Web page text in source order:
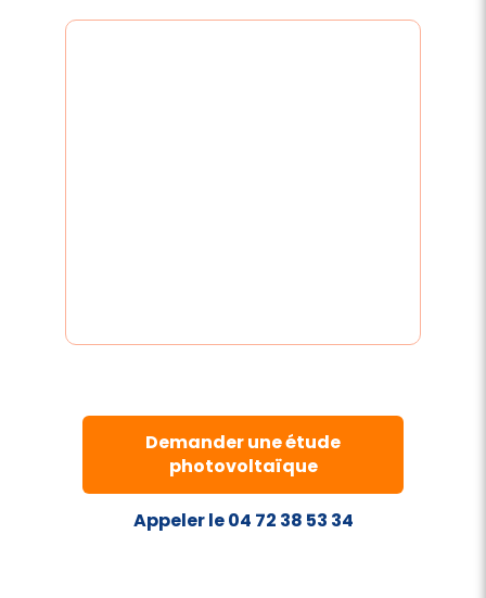
Demander une étude
photovoltaïque
Appeler le 04 72 38 53 34